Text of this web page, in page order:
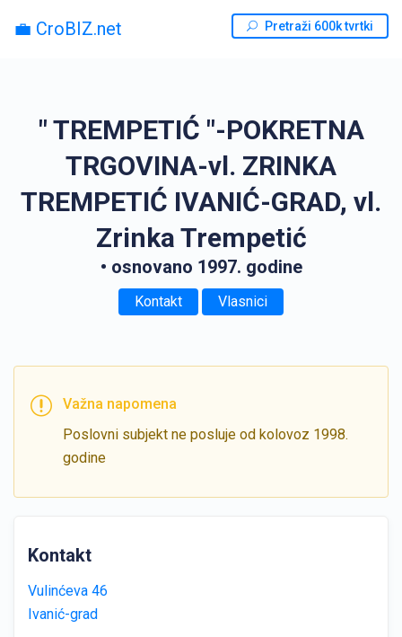
💼 CroBIZ.net Pretraži 600k tvrtki
" TREMPETIĆ "-POKRETNA
TRGOVINA-vl. ZRINKA
TREMPETIĆ IVANIĆ-GRAD, vl.
Zrinka Trempetić
• osnovano 1997. godine
Kontakt Vlasnici
Važna napomena
Poslovni subjekt ne posluje od kolovoz 1998.
godine
Kontakt
Vulinćeva 46
Ivanić-grad